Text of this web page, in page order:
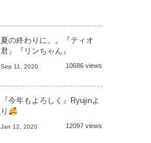
夏の終わりに。。『ティオ
君』『リンちゃん』
Sep 11, 2020 10686 views
『今年もよろしく』Ryujinよ
り
Jan 12, 2020 12097 views